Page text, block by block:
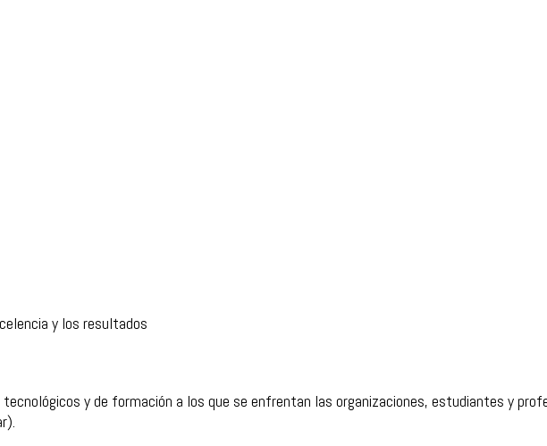
y los resultados
y de formación a los que se enfrentan las organizaciones, estudiantes y